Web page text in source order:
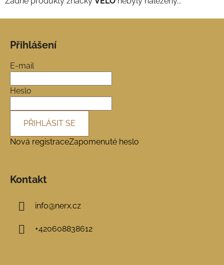
Přihlášení
E-mail
Heslo
PŘIHLÁSIT SE
Nová registraceZapomenuté heslo
Kontakt
info@nerx.cz
+420608838612